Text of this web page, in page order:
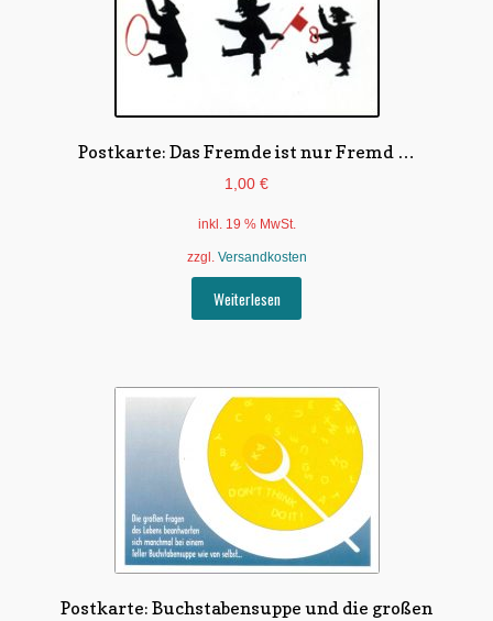
Postkarte: Das Fremde ist nur Fremd …
1,00 €
inkl. 19 % MwSt.
zzgl. Versandkosten
Weiterlesen
Postkarte: Buchstabensuppe und die großen